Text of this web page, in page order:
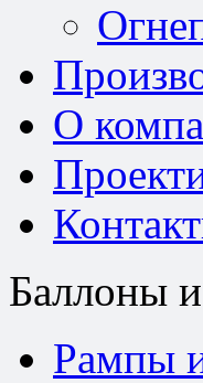
О
Баллоны
Рампы